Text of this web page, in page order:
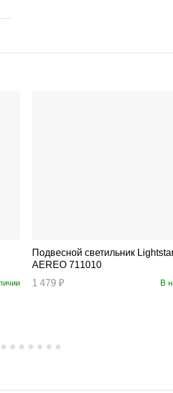
Подвесной светильник Lightstar
AEREO 711010
1 479 ₽
В